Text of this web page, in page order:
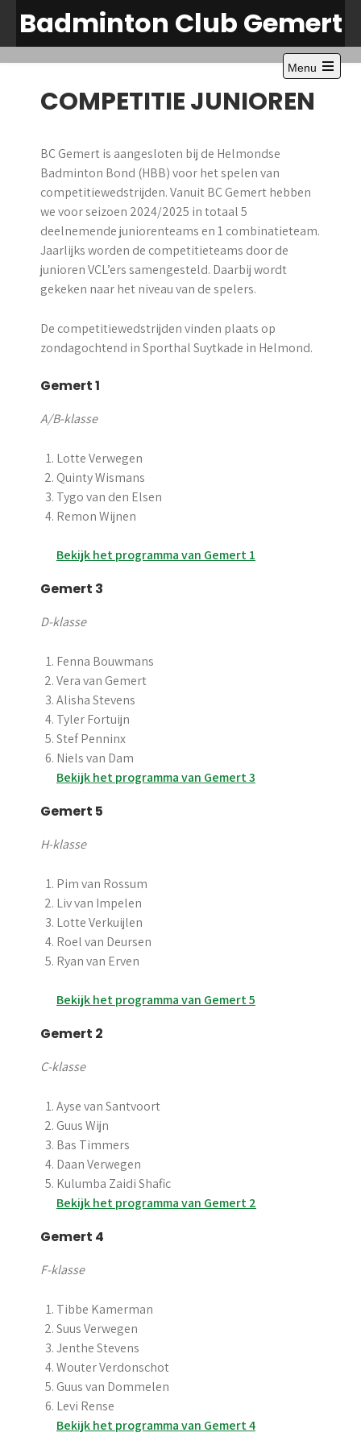
content
Badminton Club Gemert
Menu
Open
the
COMPETITIE JUNIOREN
BC Gemert is aangesloten bij de Helmondse
Badminton Bond (HBB) voor het spelen van
competitiewedstrijden. Vanuit BC Gemert hebben
we voor seizoen 2024/2025 in totaal 5
deelnemende juniorenteams en 1 combinatieteam.
Jaarlijks worden de competitieteams door de
junioren VCL’ers samengesteld. Daarbij wordt
gekeken naar het niveau van de spelers.
De competitiewedstrijden vinden plaats op
zondagochtend in Sporthal Suytkade in Helmond.
Gemert 1
A/B-klasse
Lotte Verwegen
Quinty Wismans
Tygo van den Elsen
Remon Wijnen
Bekijk het programma van Gemert 1
Gemert 3
D-klasse
Fenna Bouwmans
Vera van Gemert
Alisha Stevens
Tyler Fortuijn
Stef Penninx
Niels van Dam
Bekijk het programma van Gemert 3
Gemert 5
H-klasse
Pim van Rossum
Liv van Impelen
Lotte Verkuijlen
Roel van Deursen
Ryan van Erven
Bekijk het programma van Gemert 5
Gemert 2
C-klasse
Ayse van Santvoort
Guus Wijn
Bas Timmers
Daan Verwegen
Kulumba Zaidi Shafic
Bekijk het programma van Gemert 2
Gemert 4
F-klasse
Tibbe Kamerman
Suus Verwegen
Jenthe Stevens
Wouter Verdonschot
Guus van Dommelen
Levi Rense
Bekijk het programma van Gemert 4